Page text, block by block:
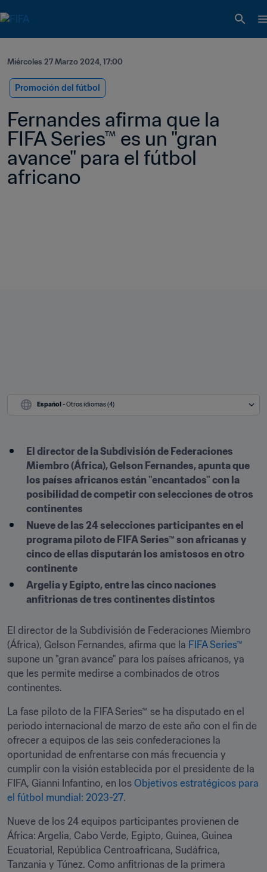
Miércoles 27 Marzo 2024, 17:00
Promoción del fútbol
Fernandes afirma que la
FIFA Series™ es un "gran
avance" para el fútbol
africano
Español - Otros idiomas (4)
El director de la Subdivisión de Federaciones
Miembro (África), Gelson Fernandes, apunta que
los países africanos están "encantados" con la
posibilidad de competir con selecciones de otros
continentes
Nueve de las 24 selecciones participantes en el
programa piloto de FIFA Series™ son africanas y
cinco de ellas disputarán los amistosos en otro
continente
Argelia y Egipto, entre las cinco naciones
anfitrionas de tres continentes distintos
El director de la Subdivisión de Federaciones Miembro
(África), Gelson Fernandes, afirma que la FIFA Series™
supone un "gran avance" para los países africanos, ya
que les permite medirse a combinados de otros
continentes.
La fase piloto de la FIFA Series™ se ha disputado en el
periodo internacional de marzo de este año con el fin de
ofrecer a equipos de las seis confederaciones la
oportunidad de enfrentarse con más frecuencia y
cumplir con la visión establecida por el presidente de la
FIFA, Gianni Infantino, en los Objetivos estratégicos para
el fútbol mundial: 2023-27.
Nueve de los 24 equipos participantes provienen de
África: Argelia, Cabo Verde, Egipto, Guinea, Guinea
Ecuatorial, República Centroafricana, Sudáfrica,
Tanzania y Túnez. Como anfitrionas de la primera